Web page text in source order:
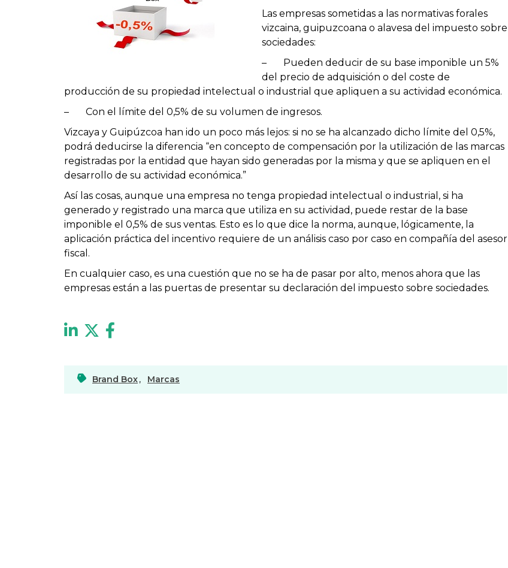
Las empresas sometidas a las normativas forales
vizcaina, guipuzcoana o alavesa del impuesto sobre
sociedades:
– Pueden deducir de su base imponible un 5%
del precio de adquisición o del coste de
producción de su propiedad intelectual o industrial que apliquen a su actividad económica.
– Con el límite del 0,5% de su volumen de ingresos.
Vizcaya y Guipúzcoa han ido un poco más lejos: si no se ha alcanzado dicho límite del 0,5%,
podrá deducirse la diferencia “en concepto de compensación por la utilización de las marcas
registradas por la entidad que hayan sido generadas por la misma y que se apliquen en el
desarrollo de su actividad económica.”
Así las cosas, aunque una empresa no tenga propiedad intelectual o industrial, si ha
generado y registrado una marca que utiliza en su actividad, puede restar de la base
imponible el 0,5% de sus ventas. Esto es lo que dice la norma, aunque, lógicamente, la
aplicación práctica del incentivo requiere de un análisis caso por caso en compañía del asesor
fiscal.
En cualquier caso, es una cuestión que no se ha de pasar por alto, menos ahora que las
empresas están a las puertas de presentar su declaración del impuesto sobre sociedades.
Brand Box, Marcas